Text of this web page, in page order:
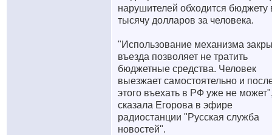
нарушителей обходится бюджету
тысячу долларов за человека.
"Использование механизма
въезда позволяет не тратить
бюджетные средства. Человек
выезжает самостоятельно и
этого въехать в РФ уже не
сказала Егорова в эфире
радиостанции "Русская служба
новостей".